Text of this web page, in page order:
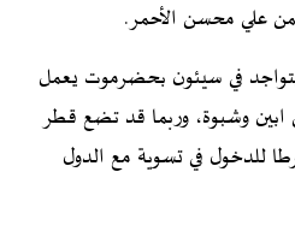
علي محسن الأحمر.
في سيئون بحضرموت يعمل
وشبوة، وربما قد تضع قطر
للدخول في تسوية مع الدول